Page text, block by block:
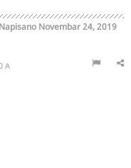
Napisano Novembar 24, 2019
A